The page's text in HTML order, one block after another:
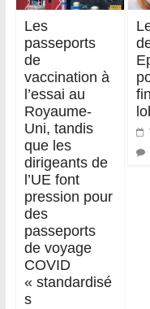
Les
passeports
de
vaccination à
l’essai au
Royaume-
Uni, tandis
que les
dirigeants de
l’UE font
pression pour
des
passeports
de voyage
COVID
« standardisé
s